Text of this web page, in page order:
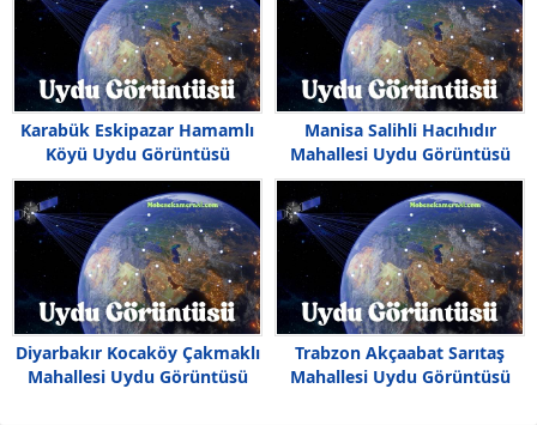
Karabük Eskipazar Hamamlı
Köyü Uydu Görüntüsü
Manisa Salihli Hacıhıdır
Mahallesi Uydu Görüntüsü
Diyarbakır Kocaköy Çakmaklı
Mahallesi Uydu Görüntüsü
Trabzon Akçaabat Sarıtaş
Mahallesi Uydu Görüntüsü